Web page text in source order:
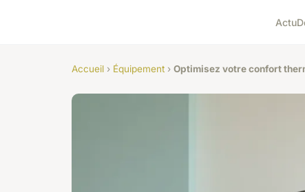
Actu
Accueil › Équipement › Optimisez votre confort